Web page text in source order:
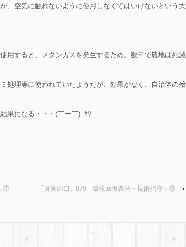
、空気に触れないように使用しなくてはいけないという大
用すると、メタンガスを発生するため。数年で農地は死滅
処理等に使われていたようだが、効果がなく、自治体の殆
果になる・・・(￣ー￣)ﾆﾔﾘ
⑰ ｢真実の口」879 環境回復農法～技術指導～⑲ ›